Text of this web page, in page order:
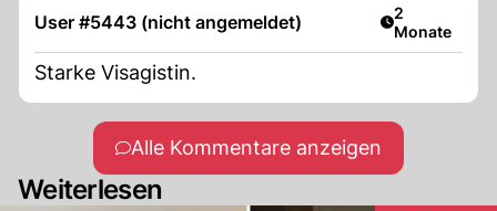
User #5443 (nicht angemeldet) Artikel
2
Monate
Starke Visagistin.
Alle Kommentare anzeigen
Weiterlesen